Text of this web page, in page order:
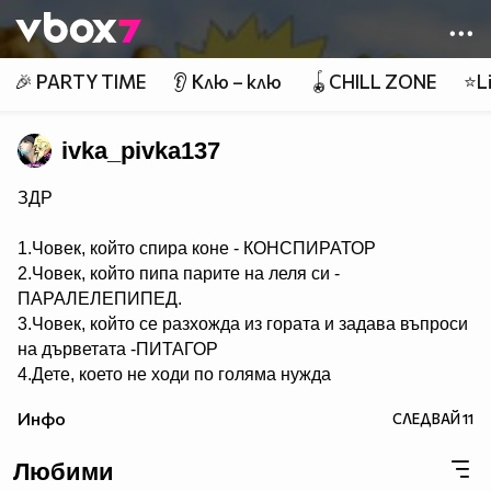
👾
🎉 PARTY TIME 👂 Клю – клю 🪀CHILL ZONE
ivka_pivka137
ЗДР
1.Човек, който спира коне - КОНСПИРАТОР
2.Човек, който пипа парите на леля си -
ПАРАЛЕЛЕПИПЕД.
3.Човек, който се разхожда из гората и задава въпроси
на дърветата -ПИТАГОР
4.Дете, което не ходи по голяма нужда
5.Хомосексуалист, който се изхожда по голяма нужда -
6.Човек, който ходи по голяма нужда по два пъти -
Инфо СЛЕДВАЙ11
Любими